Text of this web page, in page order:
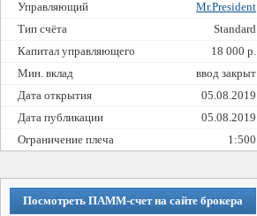
Управляющий
Mr.President
Тип счёта
Standard
Капитал управляющего
18 000 р.
Мин. вклад
ввод закрыт
Дата открытия
05.08.2019
Дата публикации
05.08.2019
Ограничение плеча
1:500
Посмотреть ПАММ-счет на сайте брокера